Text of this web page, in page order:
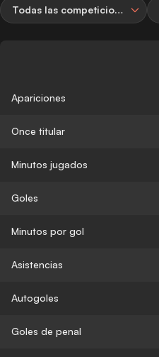
Todas las competiciones
Apariciones
Once titular
Minutos jugados
Goles
Minutos por gol
Asistencias
Autogoles
Goles de penal